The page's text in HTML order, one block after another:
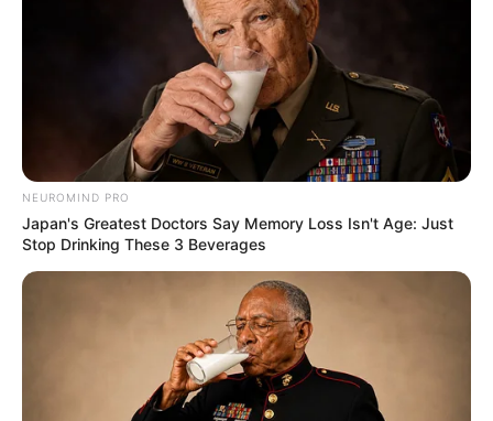
Ambyar! 10 Kalimat Baper
Pakai Bahasa Jawa Ini Bikin
Galau Abis
Fail! 10 Potret Makanan Gagal
Dimasak yang Bikin Kamu
Nggak Selera
NEUROMIND PRO
Japan's Greatest Doctors Say Memory Loss Isn't Age: Just
Stop Drinking These 3 Beverages